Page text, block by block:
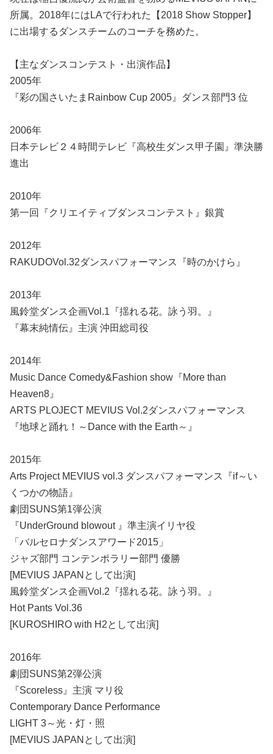
所属。2018年にはLAで行われた【2018 Show Stopper】
に出場するダンスチームのコーチを務めた。
【主なダンスコンテスト・出演作品】
2005年
『彩の国さいたまRainbow Cup 2005』ダンス部門3 位
2006年
日本テレビ２４時間テレビ『高校生ダンス甲子園』準決勝
進出
2010年
第一回『クリエイティブダンスコンテスト』銀賞
2012年
RAKUDOVol.32ダンスパフォーマンス『時のかけら』
2013年
風鈴堂ダンス企画Vol.1『揺れる花。詠う羽。』
『幕末純情伝』主演 沖田総司役
2014年
Music Dance Comedy&Fashion show『More than
Heaven8』
ARTS PLOJECT MEVIUS Vol.2ダンスパフォーマンス
『地球と踊れ！～Dance with the Earth～』
2015年
Arts Project MEVIUS vol.3 ダンスパフォーマンス『if～い
くつかの物語』
劇団SUNS第1弾公演
『UnderGround blowout 』準主演イリヤ役
「バルセロナダンスアワード2015」
ジャズ部門 コンテンポラリー部門 優勝
[MEVIUS JAPANとして出演]
風鈴堂ダンス企画Vol.2『揺れる花。詠う羽。』
Hot Pants Vol.36
[KUROSHIRO with H2として出演]
2016年
劇団SUNS第2弾公演
『Scoreless』主演 マリ役
Contemporary Dance Performance
LIGHT 3～光・灯・照
[MEVIUS JAPANとして出演]